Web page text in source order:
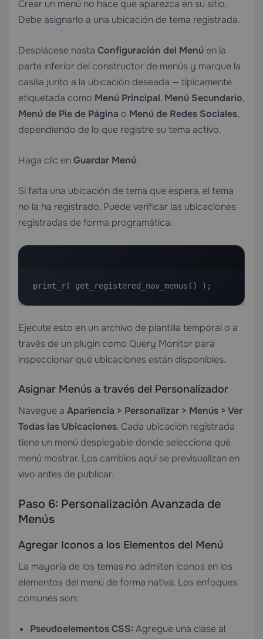
Crear un menú no hace que aparezca en su sitio.
Debe asignarlo a una ubicación de tema registrada.
Desplácese hasta Configuración del Menú en la
parte inferior del constructor de menús y marque la
casilla junto a la ubicación deseada — típicamente
etiquetada como Menú Principal, Menú Secundario,
Menú de Pie de Página o Menú de Redes Sociales,
dependiendo de lo que registre su tema activo.
Haga clic enGuardar Menú.
Si falta una ubicación de tema que espera, el tema
no la ha registrado. Puede verificar las ubicaciones
registradas de forma programática:
print_r( get_registered_nav_menus() );
Ejecute esto en un archivo de plantilla temporal o a
través de un plugin como Query Monitor para
inspeccionar qué ubicaciones están disponibles.
Asignar Menús a través del Personalizador
Navegue a Apariencia > Personalizar > Menús > Ver
Todas las Ubicaciones. Cada ubicación registrada
tiene un menú desplegable donde selecciona qué
menú mostrar. Los cambios aquí se previsualizan en
vivo antes de publicar.
Paso 6: Personalización Avanzada de
Menús
Agregar Iconos a los Elementos del Menú
La mayoría de los temas no admiten iconos en los
elementos del menú de forma nativa. Los enfoques
comunes son:
Pseudoelementos CSS:Agregue una clase al